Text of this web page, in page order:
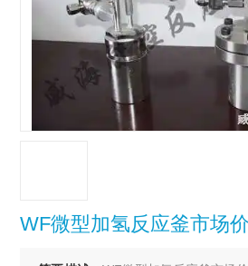
WF微型加氢反应釜市场价